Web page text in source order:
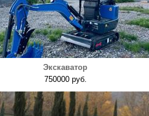
Экскаватор
750000 руб.